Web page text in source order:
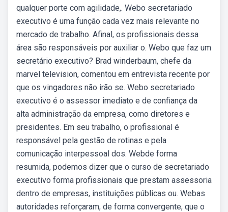
qualquer porte com agilidade,. Webo secretariado
executivo é uma função cada vez mais relevante no
mercado de trabalho. Afinal, os profissionais dessa
área são responsáveis por auxiliar o. Webo que faz um
secretário executivo? Brad winderbaum, chefe da
marvel television, comentou em entrevista recente por
que os vingadores não irão se. Webo secretariado
executivo é o assessor imediato e de confiança da
alta administração da empresa, como diretores e
presidentes. Em seu trabalho, o profissional é
responsável pela gestão de rotinas e pela
comunicação interpessoal dos. Webde forma
resumida, podemos dizer que o curso de secretariado
executivo forma profissionais que prestam assessoria
dentro de empresas, instituições públicas ou. Webas
autoridades reforçaram, de forma convergente, que o